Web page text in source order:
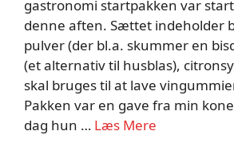
gastronomi startpakken var
denne aften. Sættet indeholder
pulver (der bl.a. skummer en
(et alternativ til husblas),
skal bruges til at lave
Pakken var en gave fra min
dag hun … Læs Mere